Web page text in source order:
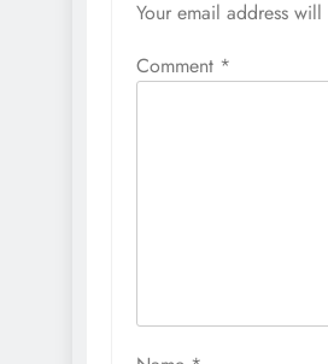
Your email address
Comment *